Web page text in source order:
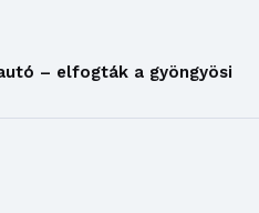
– elfogták a gyöngyösi